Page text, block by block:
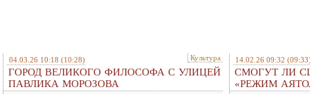
04.03.26 10:18 (10:28) Культура
ГОРОД ВЕЛИКОГО ФИЛОСОФА С УЛИЦЕЙ
ПАВЛИКА МОРОЗОВА
14.02.26 09:32
СМОГУТ ЛИ
«РЕЖИМ